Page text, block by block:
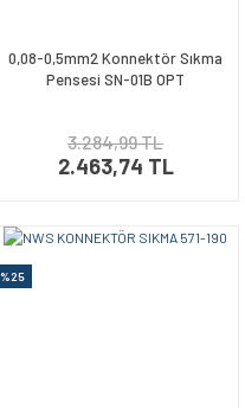
0,08-0,5mm2 Konnektör Sıkma
Pensesi SN-01B OPT
3.284,99 TL
2.463,74 TL
%25